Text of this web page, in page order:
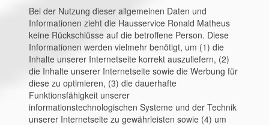
Bei der Nutzung dieser allgemeinen Daten und
Informationen zieht die Hausservice Ronald Matheus
keine Rückschlüsse auf die betroffene Person. Diese
Informationen werden vielmehr benötigt, um (1) die
Inhalte unserer Internetseite korrekt auszuliefern, (2)
die Inhalte unserer Internetseite sowie die Werbung für
diese zu optimieren, (3) die dauerhafte
Funktionsfähigkeit unserer
informationstechnologischen Systeme und der Technik
unserer Internetseite zu gewährleisten sowie (4) um